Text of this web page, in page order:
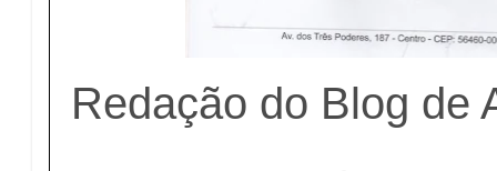
Redação do Blog de